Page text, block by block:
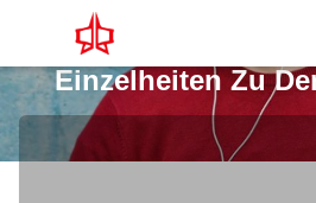
Einzelheiten Zu